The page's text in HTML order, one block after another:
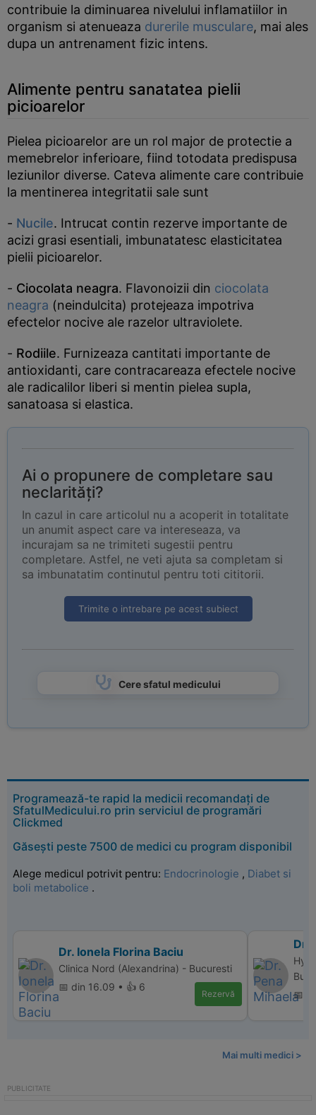
contribuie la diminuarea nivelului inflamatiilor in
organism si atenueaza durerile musculare, mai ales
dupa un antrenament fizic intens.
Alimente pentru sanatatea pielii
picioarelor
Pielea picioarelor are un rol major de protectie a
memebrelor inferioare, fiind totodata predispusa
leziunilor diverse. Cateva alimente care contribuie
la mentinerea integritatii sale sunt
- Nucile. Intrucat contin rezerve importante de
acizi grasi esentiali, imbunatatesc elasticitatea
pielii picioarelor.
- Ciocolata neagra. Flavonoizii din ciocolata
neagra (neindulcita) protejeaza impotriva
efectelor nocive ale razelor ultraviolete.
- Rodiile. Furnizeaza cantitati importante de
antioxidanti, care contracareaza efectele nocive
ale radicalilor liberi si mentin pielea supla,
sanatoasa si elastica.
Ai o propunere de completare sau
neclarități?
In cazul in care articolul nu a acoperit in totalitate
un anumit aspect care va intereseaza, va
incurajam sa ne trimiteti sugestii pentru
completare. Astfel, ne veti ajuta sa completam si
sa imbunatatim continutul pentru toti cititorii.
Trimite o intrebare pe acest subiect
Cere sfatul medicului
Programează-te rapid la medicii recomandați de
SfatulMedicului.ro prin serviciul de programări
Clickmed
Găsești peste 7500 de medici cu program disponibil
Alege medicul potrivit pentru: Endocrinologie , Diabet si
boli metabolice .
Dr. Ionela Florina Baciu
Clinica Nord (Alexandrina) - Bucuresti
📅 din 16.09 • 👍 6
Rezervă
Dr.
📅
Mai multi medici >